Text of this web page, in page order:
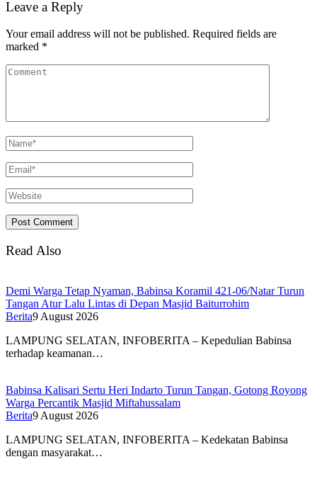
Leave a Reply
Your email address will not be published. Required fields are
marked *
Read Also
Demi Warga Tetap Nyaman, Babinsa Koramil 421-06/Natar Turun
Tangan Atur Lalu Lintas di Depan Masjid Baiturrohim
Berita9 August 2026
LAMPUNG SELATAN, INFOBERITA – Kepedulian Babinsa
terhadap keamanan…
Babinsa Kalisari Sertu Heri Indarto Turun Tangan, Gotong Royong
Warga Percantik Masjid Miftahussalam
Berita9 August 2026
LAMPUNG SELATAN, INFOBERITA – Kedekatan Babinsa
dengan masyarakat…